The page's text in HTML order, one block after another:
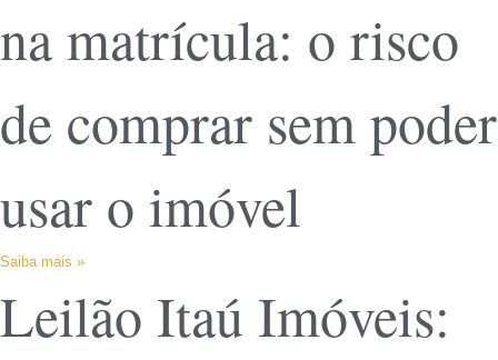
na matrícula: o risco
de comprar sem poder
usar o imóvel
Saiba mais »
Leilão Itaú Imóveis: